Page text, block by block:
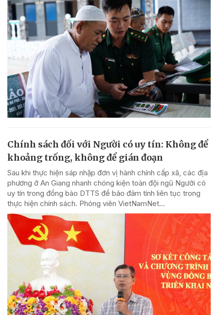
Chính sách đối với Người có uy tín: Không để
khoảng trống, không để gián đoạn
Sau khi thực hiện sáp nhập đơn vị hành chính cấp xã, các địa
phương ở An Giang nhanh chóng kiện toàn đội ngũ Người có
uy tín trong đồng bào DTTS để bảo đảm tính liên tục trong
thực hiện chính sách. Phóng viên VietNamNet...